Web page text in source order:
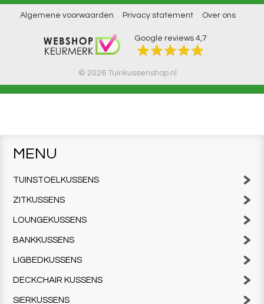
Algemene voorwaarden Privacy statement Over ons
Google reviews 4,7
© 2026 Tuinkussenshop.nl
MENU
TUINSTOELKUSSENS
ZITKUSSENS
LOUNGEKUSSENS
BANKKUSSENS
LIGBEDKUSSENS
DECKCHAIR KUSSENS
SIERKUSSENS